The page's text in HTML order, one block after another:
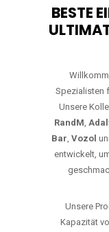
BESTE
Spezialisten
Unsere
RandM,
Bar, Vozol
entwickelt,
Unsere
Kapazität